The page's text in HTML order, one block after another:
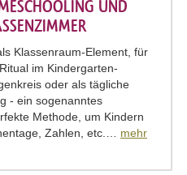
UND
Klassenraum-Element, für
im Kindergarten-
oder als tägliche
- ein sogenanntes
Methode, um Kindern
Zahlen, etc.… mehr